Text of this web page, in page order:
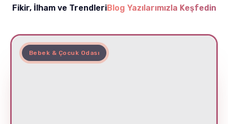
Fikir, İlham ve TrendleriBlog Yazılarımızla Keşfedin
Bebek & Çocuk Odası